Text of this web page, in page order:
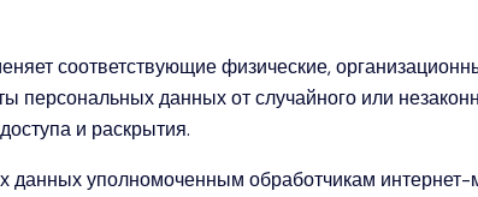
соответствующие физические,
персональных данных от случайного или
и раскрытия.
данных уполномоченным обработчикам